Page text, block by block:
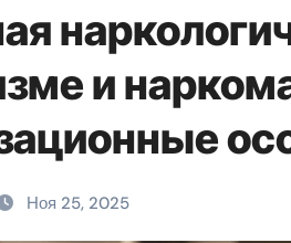
и
Ноя 25, 2025